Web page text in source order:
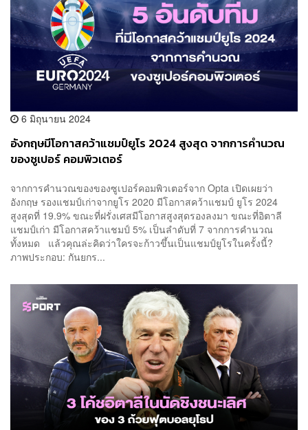
6 มิถุนายน 2024
อังกฤษมีโอกาสคว้าแชมป์ยูโร 2024 สูงสุด จากการคำนวณ
ของซูเปอร์ คอมพิวเตอร์
จากการคำนวณของของซูเปอร์คอมพิวเตอร์จาก Opta เปิดเผยว่า
อังกฤษ รองแชมป์เก่าจากยูโร 2020 มีโอกาสคว้าแชมป์ ยูโร 2024
สูงสุดที่ 19.9% ขณะที่ฝรั่งเศสมีโอกาสสูงสุดรองลงมา ขณะที่อิตาลี
แชมป์เก่า มีโอกาสคว้าแชมป์ 5% เป็นลำดับที่ 7 จากการคำนวณ
ทั้งหมด แล้วคุณล่ะคิดว่าใครจะก้าวขึ้นเป็นแชมป์ยูโรในครั้งนี้?
ภาพประกอบ: กันยกร...